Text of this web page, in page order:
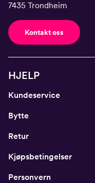
7435 Trondheim
Kontakt oss
HJELP
Kundeservice
Bytte
Retur
Kjøpsbetingelser
Personvern